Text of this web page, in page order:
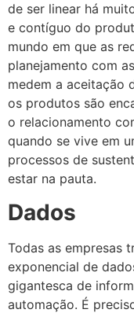
de ser linear há
e contíguo do
mundo em que as
planejamento com
medem a aceitação
os produtos são
o relacionamento
quando se vive em
processos de
estar na pauta.
Dados
Todas as empresas
exponencial de
gigantesca de
automação. É